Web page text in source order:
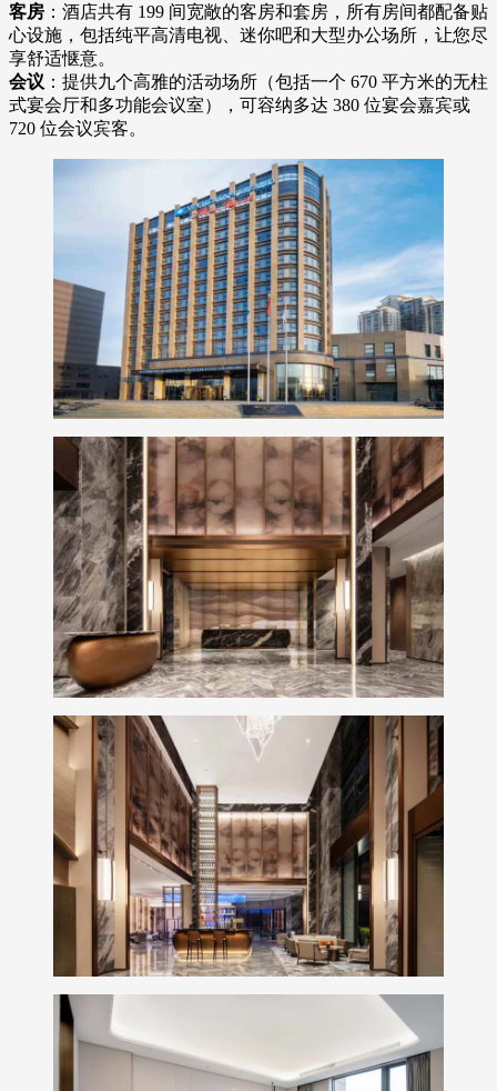
​客房​ ​：酒店共有 199 间宽敞的客房和套房，所有房间都配备贴
心设施，包括纯平高清电视、迷你吧和大型办公场所，让您尽
享舒适惬意。
​会议​ ​：提供九个高雅的活动场所（包括一个 670 平方米的无柱
式宴会厅和多功能会议室），可容纳多达 380 位宴会嘉宾或
720 位会议宾客。